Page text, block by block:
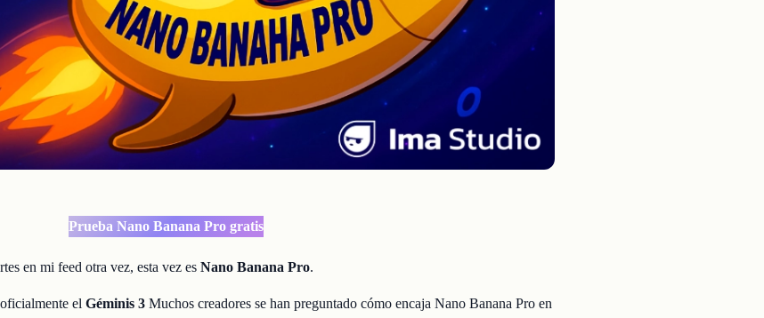
Prueba Nano Banana Pro gratis
en mi feed otra vez, esta vez esNano Banana Pro.
elGéminis 3 Muchos creadores se han preguntado cómo encaja Nano Banana Pro en